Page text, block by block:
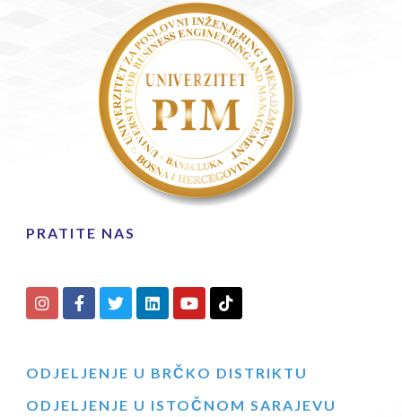
PRATITE NAS
ODJELJENJE U BRČKO DISTRIKTU
ODJELJENJE U ISTOČNOM SARAJEVU